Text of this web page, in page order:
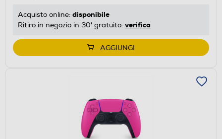
Acquisto online: disponibile
Ritiro in negozio in 30' gratuito: verifica
AGGIUNGI